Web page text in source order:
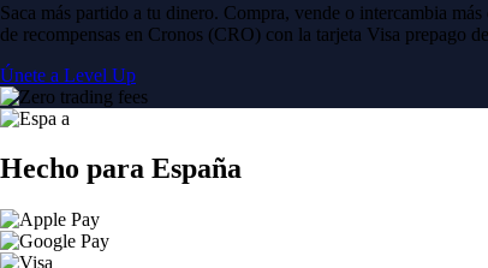
Saca más partido a tu dinero. Compra, vende o intercambia
de recompensas en Cronos (CRO) con la tarjeta Visa prepago
Únete a Level Up
Hecho para España